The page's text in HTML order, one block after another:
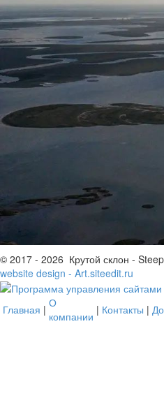
© 2017 - 2026 Крутой склон -
website design - Art.siteedit.ru
Главная | О
компании | Контакты |